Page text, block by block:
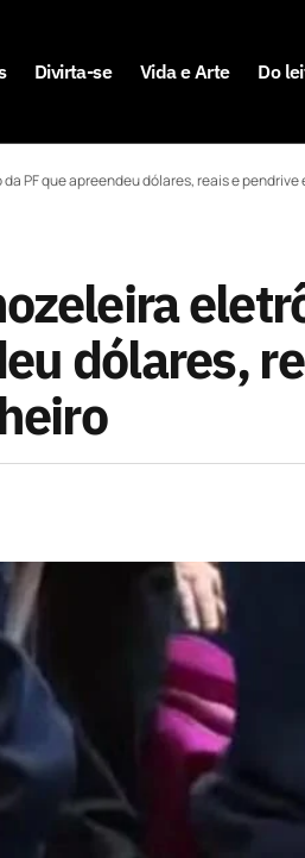
Divirta-se Vida e Arte Do
PF que apreendeu dólares, reais e
dólares,